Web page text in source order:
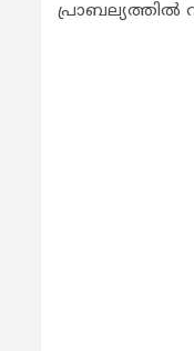
പ്രാബല്യത്തില്‍